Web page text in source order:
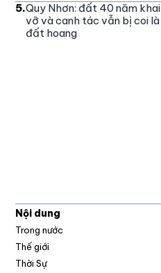
5.Quy Nhơn: đất 40 năm khai
vỡ và canh tác vẫn bị coi là
đất hoang
Nội dung
Trong nước
Thế giới
Thời Sự